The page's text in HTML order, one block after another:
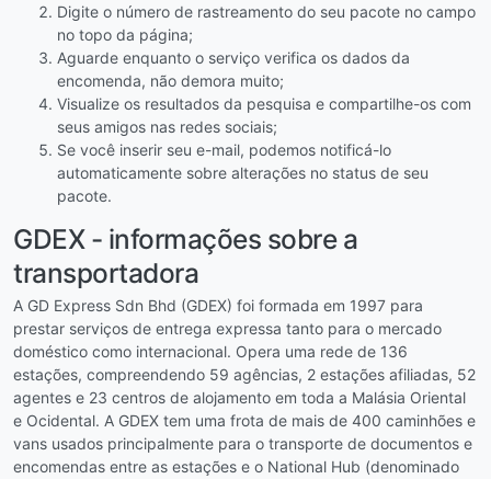
Digite o número de rastreamento do seu pacote no campo
no topo da página;
Aguarde enquanto o serviço verifica os dados da
encomenda, não demora muito;
Visualize os resultados da pesquisa e compartilhe-os com
seus amigos nas redes sociais;
Se você inserir seu e-mail, podemos notificá-lo
automaticamente sobre alterações no status de seu
pacote.
GDEX - informações sobre a
transportadora
A GD Express Sdn Bhd (GDEX) foi formada em 1997 para
prestar serviços de entrega expressa tanto para o mercado
doméstico como internacional. Opera uma rede de 136
estações, compreendendo 59 agências, 2 estações afiliadas, 52
agentes e 23 centros de alojamento em toda a Malásia Oriental
e Ocidental. A GDEX tem uma frota de mais de 400 caminhões e
vans usados principalmente para o transporte de documentos e
encomendas entre as estações e o National Hub (denominado